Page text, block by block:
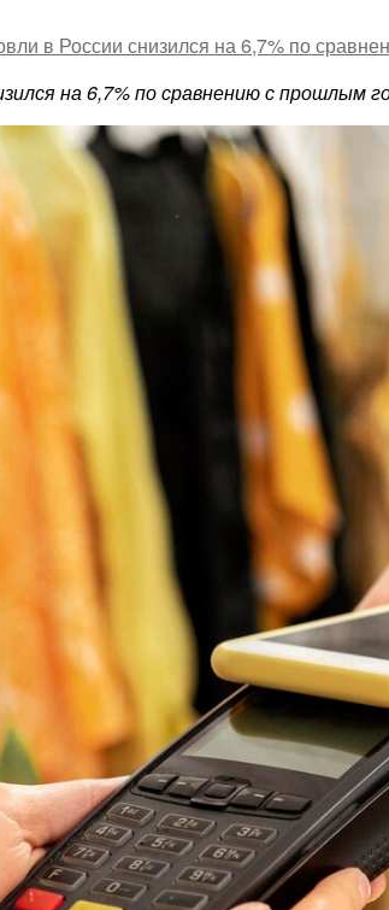
в России снизился на 6,7% по
на 6,7% по сравнению с прошлым